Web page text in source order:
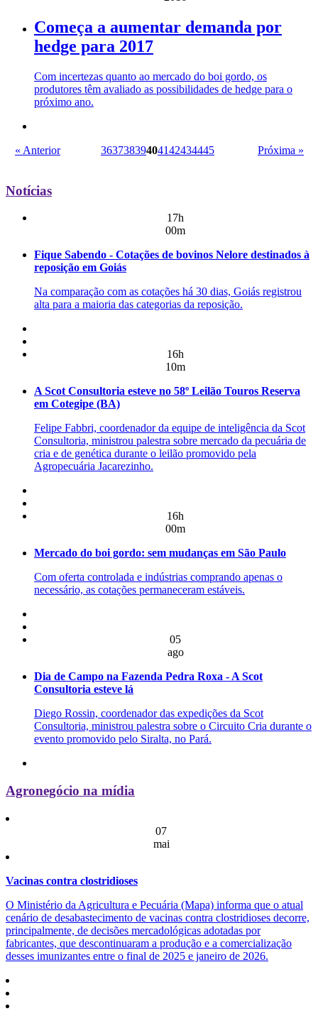
Começa a aumentar demanda por
hedge para 2017
Com incertezas quanto ao mercado do boi gordo, os
produtores têm avaliado as possibilidades de hedge para o
próximo ano.
« Anterior 36373839404142434445 Próxima »
Notícias
17h
00m
Fique Sabendo - Cotações de bovinos Nelore destinados à
reposição em Goiás
Na comparação com as cotações há 30 dias, Goiás registrou
alta para a maioria das categorias da reposição.
16h
10m
A Scot Consultoria esteve no 58º Leilão Touros Reserva
em Cotegipe (BA)
Felipe Fabbri, coordenador da equipe de inteligência da Scot
Consultoria, ministrou palestra sobre mercado da pecuária de
cria e de genética durante o leilão promovido pela
Agropecuária Jacarezinho.
16h
00m
Mercado do boi gordo: sem mudanças em São Paulo
Com oferta controlada e indústrias comprando apenas o
necessário, as cotações permaneceram estáveis.
05
ago
Dia de Campo na Fazenda Pedra Roxa - A Scot
Consultoria esteve lá
Diego Rossin, coordenador das expedições da Scot
Consultoria, ministrou palestra sobre o Circuito Cria durante o
evento promovido pelo Siralta, no Pará.
Agronegócio na mídia
07
mai
Vacinas contra clostridioses
O Ministério da Agricultura e Pecuária (Mapa) informa que o atual
cenário de desabastecimento de vacinas contra clostridioses decorre,
principalmente, de decisões mercadológicas adotadas por
fabricantes, que descontinuaram a produção e a comercialização
desses imunizantes entre o final de 2025 e janeiro de 2026.